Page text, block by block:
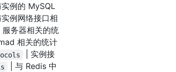
实例的 MySQL
实例网络接口相
务器相关的统
相关的统计
| 实例接
| 与 Redis 中